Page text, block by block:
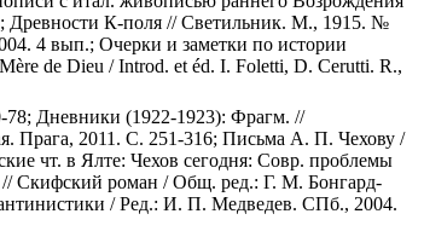
К-поля // Светильник. М., 1915. №
4 вып.; Очерки и заметки по истории
de Dieu / Introd. et éd. I. Foletti, D. Cerutti. R.,
78; Дневники (1922-1923): Фрагм. //
Прага, 2011. С. 251-316; Письма А. П. Чехову /
чт. в Ялте: Чехов сегодня: Совр. проблемы
Скифский роман / Общ. ред.: Г. М. Бонгард-
/ Ред.: И. П. Медведев. СПб., 2004.